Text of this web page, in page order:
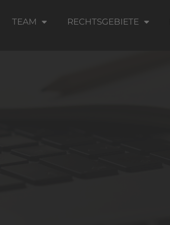
TEAM RECHTSGEBIETE